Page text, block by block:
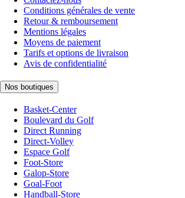
Conditions générales de vente
Retour & remboursement
Mentions légales
Moyens de paiement
Tarifs et options de livraison
Avis de confidentialité
Nos boutiques
Basket-Center
Boulevard du Golf
Direct Running
Direct-Volley
Espace Golf
Foot-Store
Galop-Store
Goal-Foot
Handball-Store